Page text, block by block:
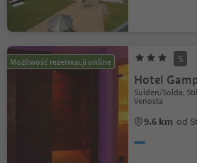
Możliwość rezerwacji online S
Hotel
Sulden/Solda,
Venosta
9.6 km od